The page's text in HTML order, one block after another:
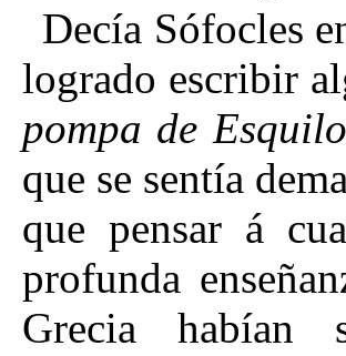
Decía Sófocles
logrado escribir
pompa de Esquilo
que se sentía
que pensar á
profunda
Grecia habían